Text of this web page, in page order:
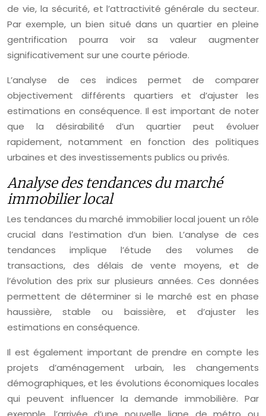
de vie, la sécurité, et l’attractivité générale du secteur.
Par exemple, un bien situé dans un quartier en pleine
gentrification pourra voir sa valeur augmenter
significativement sur une courte période.
L’analyse de ces indices permet de comparer
objectivement différents quartiers et d’ajuster les
estimations en conséquence. Il est important de noter
que la désirabilité d’un quartier peut évoluer
rapidement, notamment en fonction des politiques
urbaines et des investissements publics ou privés.
Analyse des tendances du marché
immobilier local
Les tendances du marché immobilier local jouent un rôle
crucial dans l’estimation d’un bien. L’analyse de ces
tendances implique l’étude des volumes de
transactions, des délais de vente moyens, et de
l’évolution des prix sur plusieurs années. Ces données
permettent de déterminer si le marché est en phase
haussière, stable ou baissière, et d’ajuster les
estimations en conséquence.
Il est également important de prendre en compte les
projets d’aménagement urbain, les changements
démographiques, et les évolutions économiques locales
qui peuvent influencer la demande immobilière. Par